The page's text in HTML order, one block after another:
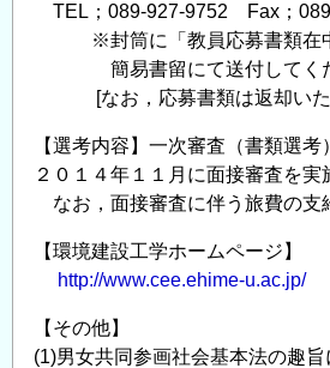
TEL；089-927-9752 Fax；
※封筒に「教員応募書類在中
簡易書留にて送付してくだ
[なお，応募書類は返却いた
【選考内容】一次審査（書類選
２０１４年１１月に面接審査を実
なお，面接審査に伴う旅費の支
【環境建設工学ホームページ】
http://www.cee.ehime-u.ac.jp/
【その他】
(1)男女共同参画社会基本法の趣